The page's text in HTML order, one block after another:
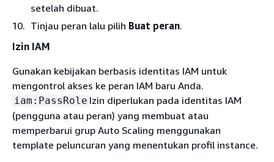
setelah dibuat.
Tinjau peran lalu pilih Buat peran.
Izin IAM
Gunakan kebijakan berbasis identitas IAM untuk
mengontrol akses ke peran IAM baru Anda.
iam:PassRole Izin diperlukan pada identitas IAM
(pengguna atau peran) yang membuat atau
memperbarui grup Auto Scaling menggunakan
template peluncuran yang menentukan profil instance.